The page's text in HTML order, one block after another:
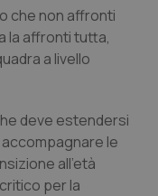
che non affronti
la affronti tutta,
a livello
deve estendersi
le
all’età
per la